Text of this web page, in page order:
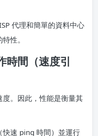
代理和簡單的資料中心
性。
時間（速度引
。因此，性能是衡量其
快速 ping 時間）並運行